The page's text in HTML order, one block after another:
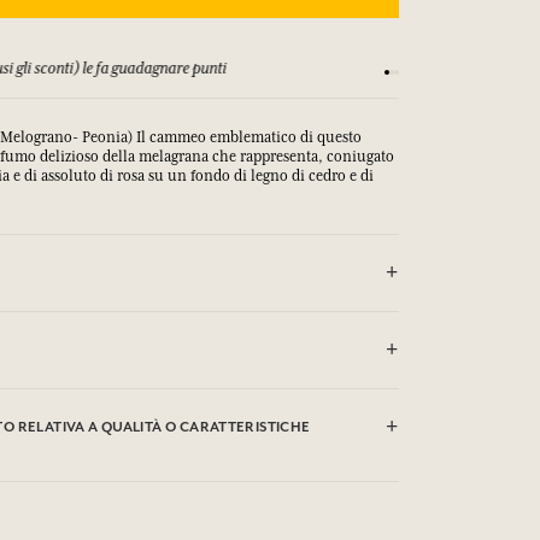
Consulta i nostri T&C
Peonia) Il cammeo emblematico di questo
delizioso della melagrana che rappresenta, coniugato
e di assoluto di rosa su un fondo di legno di cedro e di
Argania Spinosa Kernel Oil*, Rosmarinus
Leaf Extract, Helianthus Annuus (Sunflower) Seed Oil,
RELATIVA A QUALITÀ O CARATTERISTICHE